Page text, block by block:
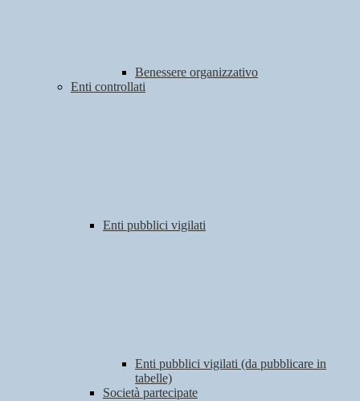
Benessere organizzativo
Enti controllati
Enti pubblici vigilati
Enti pubblici vigilati (da pubblicare in
tabelle)
Società partecipate